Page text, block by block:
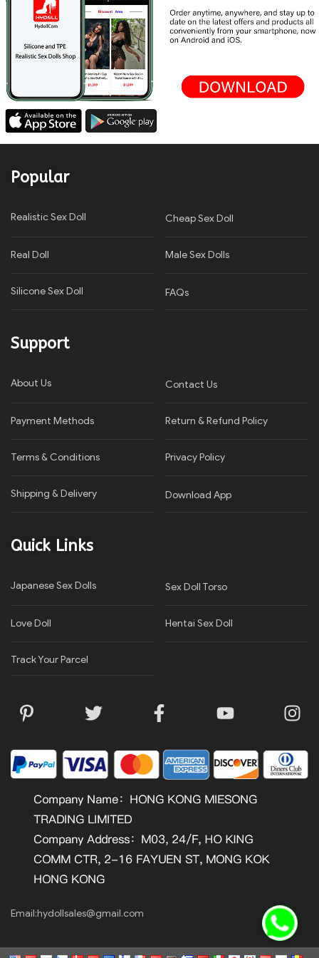
Popular
Realistic Sex Doll Cheap Sex Doll
Real Doll Male Sex Dolls
Silicone Sex Doll FAQs
Support
About Us Contact Us
Payment Methods Return & Refund Policy
Terms & Conditions Privacy Policy​
Shipping & Delivery Download App
Quick Links
Japanese Sex Dolls Sex Doll Torso
Love Doll Hentai Sex Doll
Track Your Parcel
Email:hydollsales@gmail.com